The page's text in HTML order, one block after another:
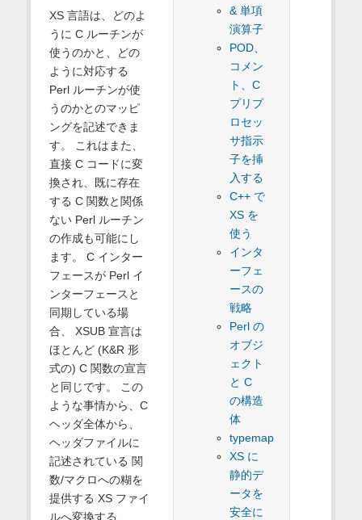
& 単項
演算子
POD、
コメン
ト、C
プリプ
ロセッ
サ指示
子を挿
入する
C++ で
XS を
使う
インタ
ーフェ
ースの
戦略
Perl の
オブジ
ェクト
と C
の構造
体
typemap
XS に
静的デ
ータを
安全に
XS 言語は、どのよ
うに C ルーチンが
使うのかと、どの
ように対応する
Perl ルーチンが使
うのかとのマッピ
ングを記述できま
す。 これはまた、
直接 C コードに変
換され、既に存在
する C 関数と関係
ない Perl ルーチン
の作成も可能にし
ます。 C インター
フェースが Perl イ
ンターフェースと
同期している場
合、 XSUB 宣言は
ほとんど (K&R 形
式の) C 関数の宣言
と同じです。 この
ような事情から、C
ヘッダ全体から、
ヘッダファイルに
記述されている 関
数/マクロへの糊を
提供する XS ファイ
ルへ変換する、